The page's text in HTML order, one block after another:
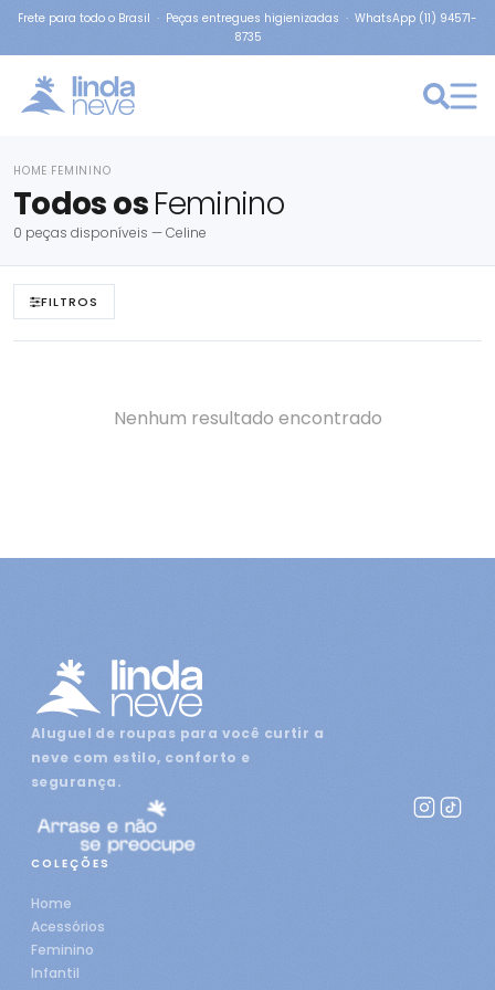
Frete para todo o Brasil · Peças entregues higienizadas · WhatsApp (11) 94571-
8735
HOME FEMININO
Todos osFeminino
0 peças disponíveis — Celine
FILTROS
Nenhum resultado encontrado
Aluguel de roupas para você curtir a
neve com estilo, conforto e
segurança.
COLEÇÕES
Home
Acessórios
Feminino
Infantil